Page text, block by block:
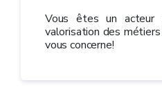
Vous êtes un
valorisation des
vous concerne!